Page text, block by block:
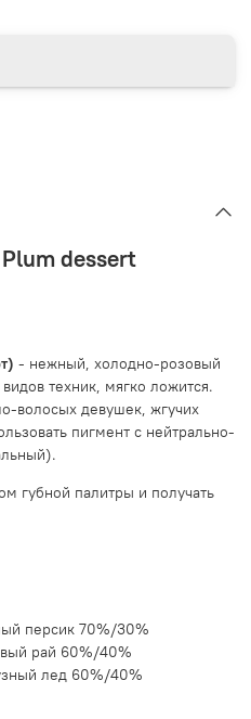
dessert
- нежный, холодно-розовый
техник, мягко ложится.
волосых девушек, жгучих
пигмент с нейтрально-
губной палитры и получать
персик 70%/30%
рай 60%/40%
лед 60%/40%